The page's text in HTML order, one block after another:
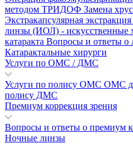
методом ТРИДОФ Замена
Экстракапсулярная
линзы (ИОЛ) - искусственные
катаракта Вопросы и ответы о
Катарактальные хирурги
Услуги по ОМС / ДМС
Услуги по полису ОМС ОМС
полису ДМС
Премиум коррекция зрения
Вопросы и ответы о премиум
Ночные линзы